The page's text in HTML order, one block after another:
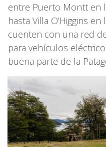
entre Puerto Montt en
hasta Villa O’Higgins
cuenten con una red
para vehículos
buena parte de la